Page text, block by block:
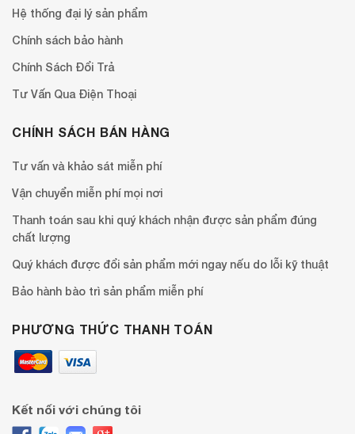
Hệ thống đại lý sản phẩm
Chính sách bảo hành
Chính Sách Đổi Trả
Tư Vấn Qua Điện Thoại
CHÍNH SÁCH BÁN HÀNG
Tư vấn và khảo sát miễn phí
Vận chuyển miễn phí mọi nơi
Thanh toán sau khi quý khách nhận được sản phẩm đúng
chất lượng
Quý khách được đổi sản phẩm mới ngay nếu do lỗi kỹ thuật
Bảo hành bào trì sản phẩm miễn phí
PHƯƠNG THỨC THANH TOÁN
Kết nối với chúng tôi